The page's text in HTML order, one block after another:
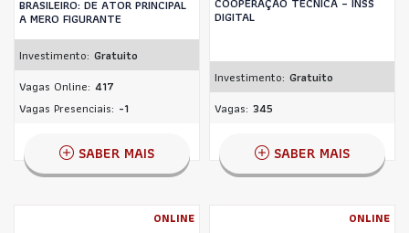
BRASILEIRO: DE ATOR PRINCIPAL
A MERO FIGURANTE
Investimento: Gratuito
Vagas Online: 417
Vagas Presenciais: -1
SABER MAIS
DIGITAL
Investimento: Gratuito
Vagas: 345
SABER MAIS
ONLINE ONLINE